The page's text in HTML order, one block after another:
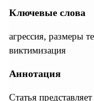
Ключевые слова
агрессия, размеры
виктимизация
Аннотация
Статья